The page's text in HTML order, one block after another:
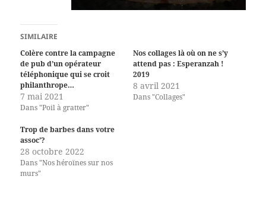
SIMILAIRE
Colère contre la campagne
de pub d’un opérateur
téléphonique qui se croit
philanthrope…
7 mai 2021
Dans "Poil à gratter"
Nos collages là où on ne s’y
attend pas : Esperanzah !
2019
8 avril 2021
Dans "Collages"
Trop de barbes dans votre
assoc’?
28 octobre 2022
Dans "Nos héroïnes sur nos
murs"